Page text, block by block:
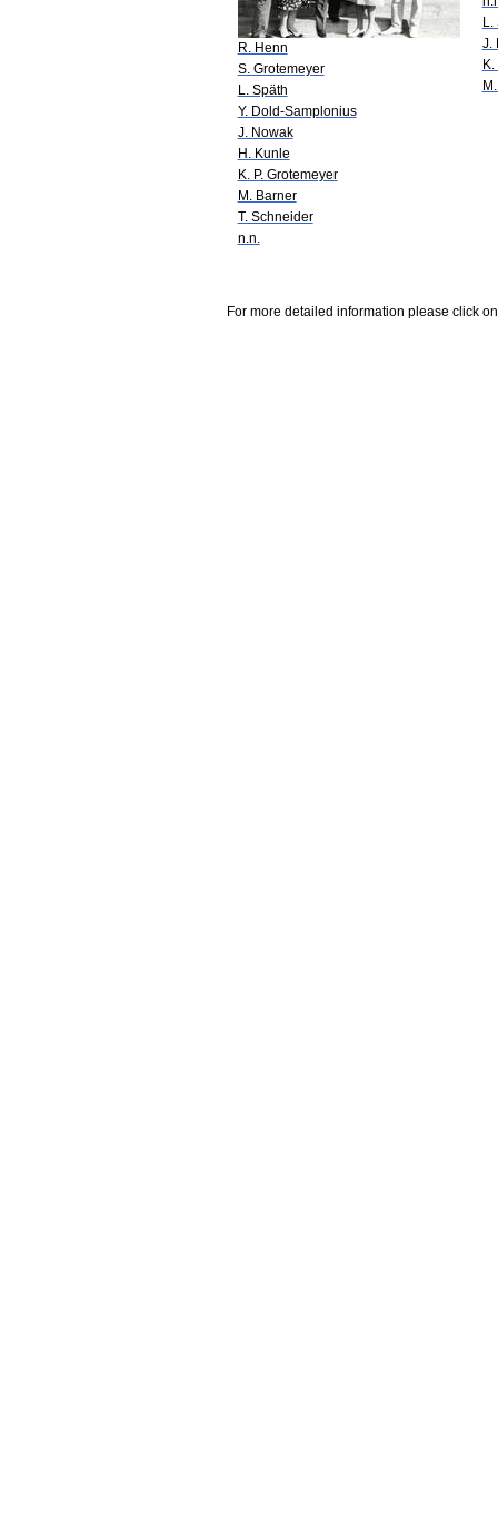
R. Henn
S. Grotemeyer
L. Späth
Y. Dold-Samplonius
J. Nowak
H. Kunle
K. P. Grotemeyer
M. Barner
T. Schneider
n.n.
L.
J.
K.
For more detailed information please click